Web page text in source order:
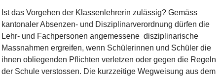
Ist das Vorgehen der Klassenlehrerin zulässig? Gemäss
kantonaler Absenzen- und Disziplinarverordnung dürfen die
Lehr- und Fachpersonen angemessene disziplinarische
Massnahmen ergreifen, wenn Schülerinnen und Schüler die
ihnen obliegenden Pflichten verletzen oder gegen die Regeln
der Schule verstossen. Die kurzzeitige Wegweisung aus dem